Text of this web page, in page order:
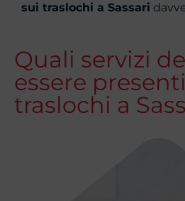
sui traslochi a Sassari
Quali servizi
essere
traslochi a